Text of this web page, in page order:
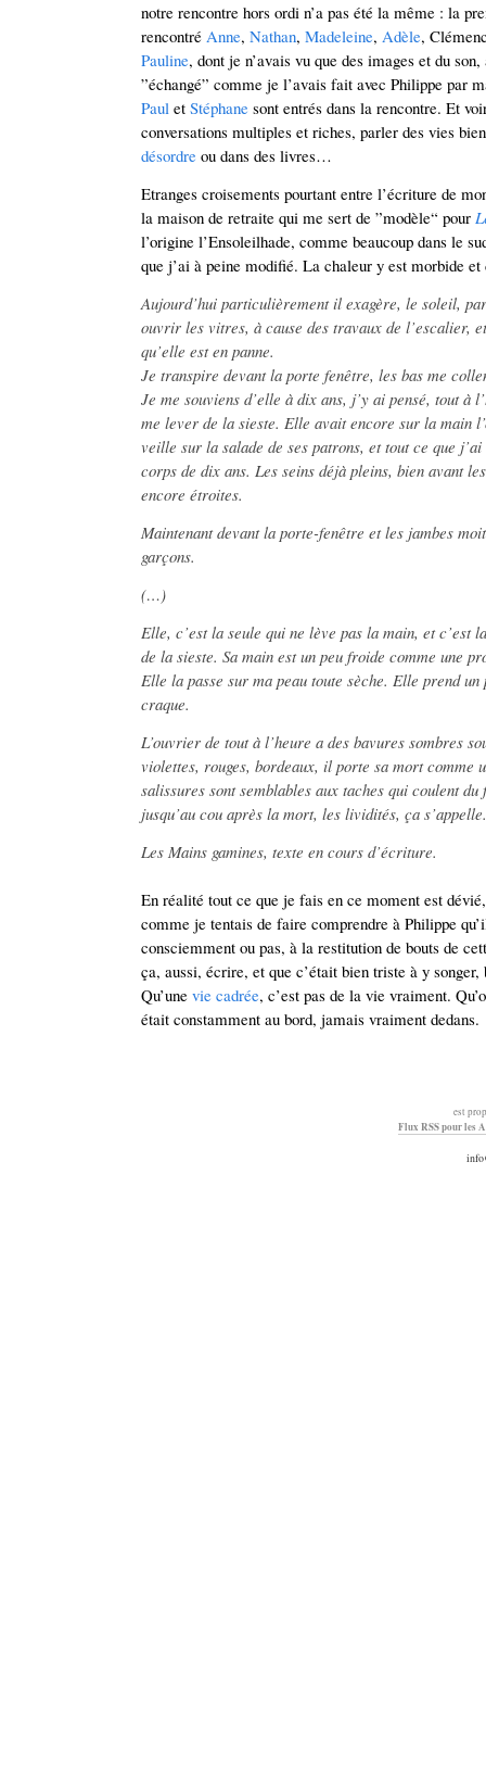
notre rencontre hors ordi n’a pas été la même : la
rencontré Anne, Nathan, Madeleine, Adèle,
Pauline, dont je n’avais vu que des images et du
”échangé” comme je l’avais fait avec Philippe par
Paul et Stéphane sont entrés dans la rencontre. Et
conversations multiples et riches, parler des vies
désordre ou dans des livres…
Etranges croisements pourtant entre l’écriture de
la maison de retraite qui me sert de ”modèle“ pour
l’origine l’Ensoleilhade, comme beaucoup dans le
que j’ai à peine modifié. La chaleur y est morbide et
Aujourd’hui particulièrement il exagère, le soleil,
ouvrir les vitres, à cause des travaux de l’escalier,
qu’elle est en panne.
Je transpire devant la porte fenêtre, les bas me
Je me souviens d’elle à dix ans, j’y ai pensé, tout à
me lever de la sieste. Elle avait encore sur la main
veille sur la salade de ses patrons, et tout ce que
corps de dix ans. Les seins déjà pleins, bien avant
encore étroites.
Maintenant devant la porte-fenêtre et les jambes
garçons.
(…)
Elle, c’est la seule qui ne lève pas la main, et c’est
de la sieste. Sa main est un peu froide comme une
Elle la passe sur ma peau toute sèche. Elle prend
craque.
L’ouvrier de tout à l’heure a des bavures sombres
violettes, rouges, bordeaux, il porte sa mort comme
salissures sont semblables aux taches qui coulent
jusqu’au cou après la mort, les lividités, ça s’appelle.
Les Mains gamines, texte en cours d’écriture.
En réalité tout ce que je fais en ce moment est
comme je tentais de faire comprendre à Philippe
consciemment ou pas, à la restitution de bouts de
ça, aussi, écrire, et que c’était bien triste à y
Qu’une vie cadrée, c’est pas de la vie vraiment.
était constamment au bord, jamais vraiment dedans.
est
Flux RSS pour les